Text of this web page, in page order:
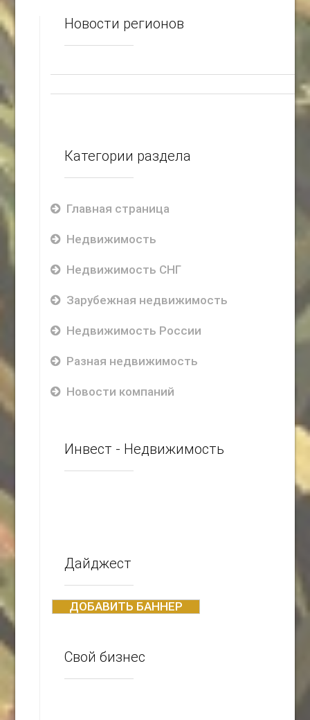
Новости регионов
Категории раздела
Главная страница
Недвижимость
Недвижимость СНГ
Зарубежная недвижимость
Недвижимость России
Разная недвижимость
Новости компаний
Инвест - Недвижимость
Дайджест
ДОБАВИТЬ БАННЕР
Свой бизнес